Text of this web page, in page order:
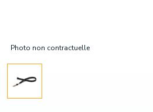
Photo non contractuelle